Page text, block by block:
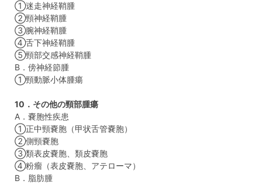
①迷走神経鞘腫
②頸神経鞘腫
③腕神経鞘腫
④舌下神経鞘腫
⑤頸部交感神経鞘腫
B．傍神経節腫
①頸動脈小体腫瘍
10．その他の頸部腫瘍
A．嚢胞性疾患
①正中頸嚢胞（甲状舌管嚢胞）
②側頸嚢胞
③類表皮嚢胞、類皮嚢胞
④粉瘤（表皮嚢胞、アテローマ）
B．脂肪腫